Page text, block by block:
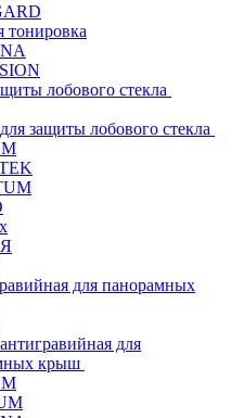
тонировка
лобового стекла
защиты лобового стекла
для панорамных
для
крыш